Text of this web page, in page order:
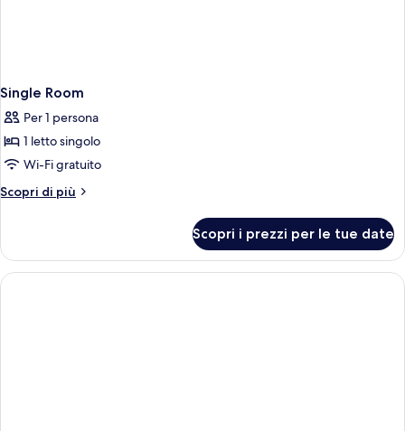
Single Room
Per 1 persona
1 letto singolo
Wi-Fi gratuito
Scopri di più
Altri
Room
Scopri i prezzi per le tue date